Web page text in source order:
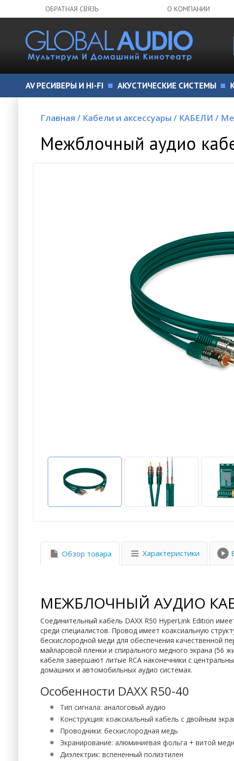
ОБРАТНАЯ СВЯЗЬ О КОМПАНИИ
AV РЕСИВЕРЫ И HI-FI АКУСТИЧЕСКИЕ СИСТЕМЫ
Главная / Кабели и аксессуары / КАБЕЛИ /
Межблочный аудио
Обзор товара Характеристики
МЕЖБЛОЧНЫЙ АУДИО
Соединительный кабель DAXX R50 HyperLink Edition
среди специалистов. Провод имеет коаксиальную
бескислородной меди для обеспечения качественной
майларовой пленки и спирального медного экрана (56
кабеля завершают литые RCA наконечники с
домашних и автомобильных аудио системах.
Особенности DAXX R50-40
Тип сигнала: аналоговый аудио
Конструкция: коаксиальный кабель с двойным
Проводники: бескислородная медь
Экранирование: алюминиевая фольга + витой
Диэлектрик: вспененный полиэтилен